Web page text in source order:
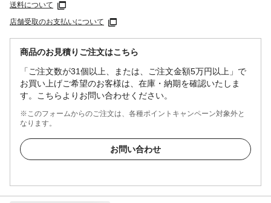
送料について
店舗受取のお支払いについて
商品のお見積りご注文はこちら
「ご注文数が31個以上、または、ご注文金額5万円以上」で
お買い上げご希望のお客様は、在庫・納期を確認いたしま
す。こちらよりお問い合わせください。
※このフォームからのご注文は、各種ポイントキャンペーン対象外と
なります。
お問い合わせ